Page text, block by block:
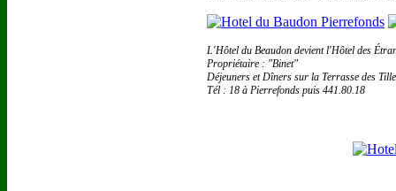
L'Hôtel du Beaudon devient l'Hôtel des
Propriétaire : "Binet"
Déjeuners et Dîners sur la Terrasse des
Tél : 18 à Pierrefonds puis 441.80.18